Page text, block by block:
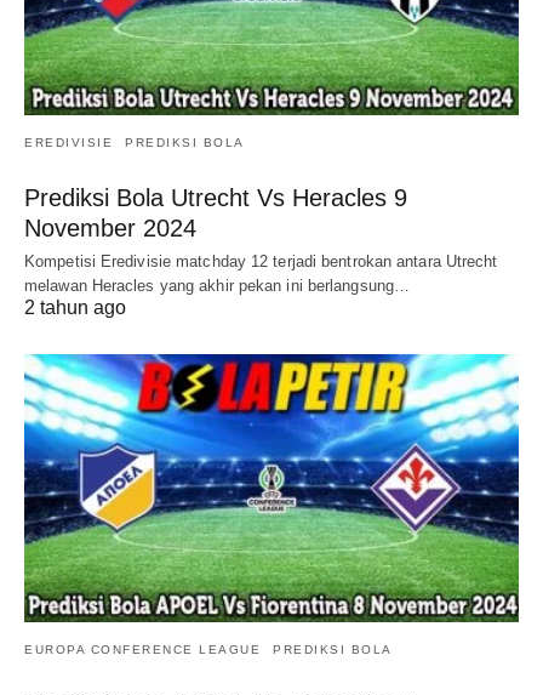
EREDIVISIE PREDIKSI BOLA
Prediksi Bola Utrecht Vs Heracles 9
November 2024
Kompetisi Eredivisie matchday 12 terjadi bentrokan antara Utrecht
melawan Heracles yang akhir pekan ini berlangsung…
2 tahun ago
EUROPA CONFERENCE LEAGUE PREDIKSI BOLA